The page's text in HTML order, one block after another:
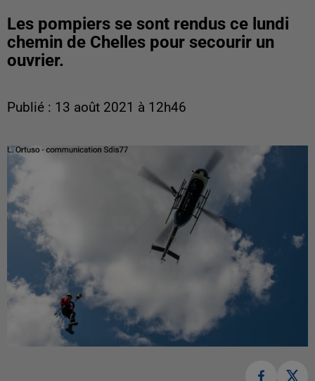
Les pompiers se sont rendus ce lundi
chemin de Chelles pour secourir un
ouvrier.
Publié : 13 août 2021 à 12h46